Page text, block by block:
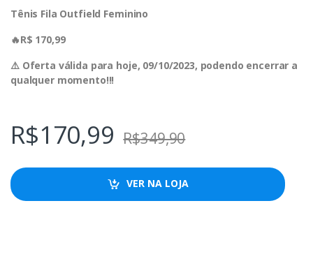
Tênis Fila Outfield Feminino
🔥R$ 170,99
⚠️ Oferta válida para hoje, 09/10/2023, podendo encerrar a
qualquer momento!!!
R$170,99 R$349,90
VER NA LOJA